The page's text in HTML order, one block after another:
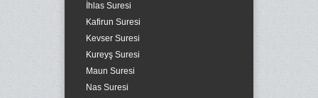
İhlas Suresi
Kafirun Suresi
Kevser Suresi
Kureyş Suresi
Maun Suresi
Nas Suresi